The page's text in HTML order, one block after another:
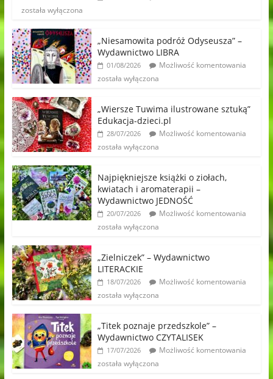
została wyłączona
„Niesamowita podróż Odyseusza” –
Wydawnictwo LIBRA
01/08/2026
Możliwość komentowania
została wyłączona
„Wiersze Tuwima ilustrowane sztuką”
Edukacja-dzieci.pl
28/07/2026
Możliwość komentowania
została wyłączona
Najpiękniejsze książki o ziołach,
kwiatach i aromaterapii –
Wydawnictwo JEDNOŚĆ
20/07/2026
Możliwość komentowania
została wyłączona
„Zielniczek” – Wydawnictwo
LITERACKIE
18/07/2026
Możliwość komentowania
została wyłączona
„Titek poznaje przedszkole” –
Wydawnictwo CZYTALISEK
17/07/2026
Możliwość komentowania
została wyłączona